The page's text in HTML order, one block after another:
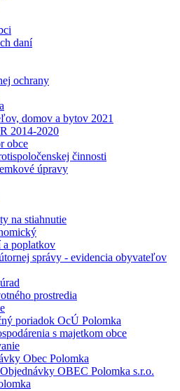
daní
ochrany
domov a bytov 2021
2014-2020
obce
činnosti
úpravy
na stiahnutie
a poplatkov
správy - evidencia obyvateľov
prostredia
poriadok OcÚ Polomka
s majetkom obce
Obec Polomka
OBEC Polomka s.r.o.